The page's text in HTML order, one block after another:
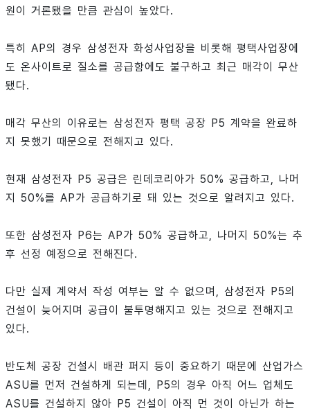
원이 거론됐을 만큼 관심이 높았다.
특히 AP의 경우 삼성전자 화성사업장을 비롯해 평택사업장에
도 온사이트로 질소를 공급함에도 불구하고 최근 매각이 무산
됐다.
매각 무산의 이유로는 삼성전자 평택 공장 P5 계약을 완료하
지 못했기 때문으로 전해지고 있다.
현재 삼성전자 P5 공급은 린데코리아가 50% 공급하고, 나머
지 50%를 AP가 공급하기로 돼 있는 것으로 알려지고 있다.
또한 삼성전자 P6는 AP가 50% 공급하고, 나머지 50%는 추
후 선정 예정으로 전해진다.
다만 실제 계약서 작성 여부는 알 수 없으며, 삼성전자 P5의
건설이 늦어지며 공급이 불투명해지고 있는 것으로 전해지고
있다.
반도체 공장 건설시 배관 퍼지 등이 중요하기 때문에 산업가스
ASU를 먼저 건설하게 되는데, P5의 경우 아직 어느 업체도
ASU를 건설하지 않아 P5 건설이 아직 먼 것이 아닌가 하는